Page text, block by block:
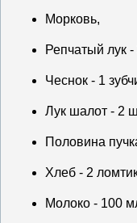
Морковь,
Репчатый лук -
Чеснок - 1
Лук шалот - 2
Половина
Хлеб - 2
Молоко - 100